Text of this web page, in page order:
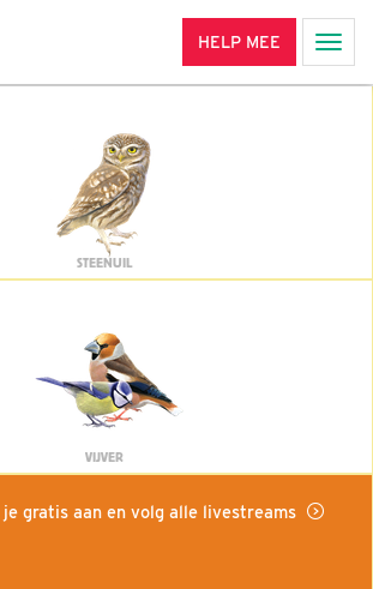
HELP MEE
STEENUIL
VIJVER
gratis aan en volg alle livestreams